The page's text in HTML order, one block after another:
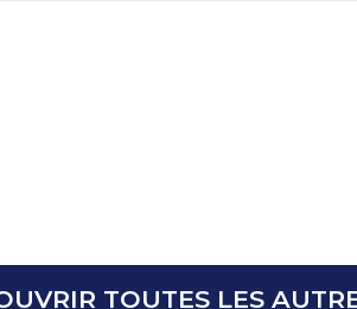
TOUTES LES